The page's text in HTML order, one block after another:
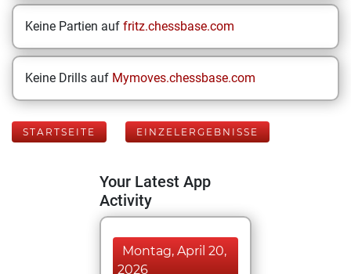
Keine Partien auf fritz.chessbase.com
Keine Drills auf Mymoves.chessbase.com
STARTSEITE EINZELERGEBNISSE
Your Latest App
Activity
Montag, April 20,
2026